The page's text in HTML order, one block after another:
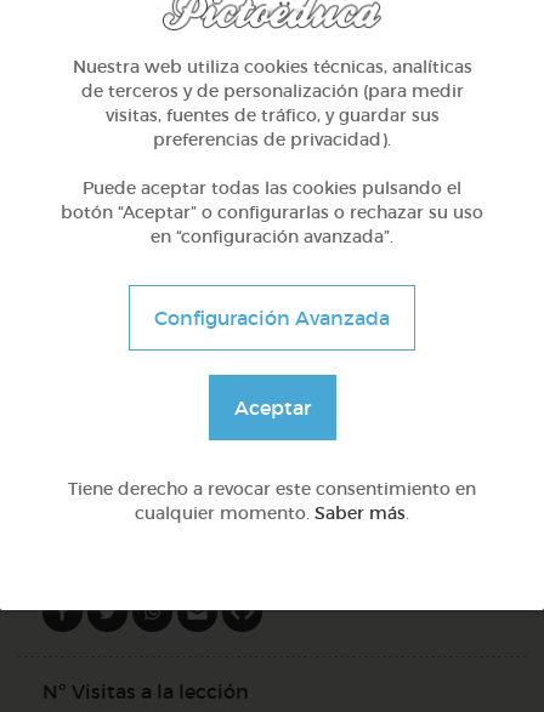
Otros
Sílabas directas: iniciales y finales
DOCS (4)
Nº Visitas a la lección
Nuestra web utiliza cookies técnicas, analíticas
de terceros y de personalización (para medir
visitas, fuentes de tráfico, y guardar sus
preferencias de privacidad).
Puede aceptar todas las cookies pulsando el
botón “Aceptar” o configurarlas o rechazar su uso
en “configuración avanzada”.
Configuración Avanzada
Aceptar
Tiene derecho a revocar este consentimiento en
cualquier momento. Saber más.